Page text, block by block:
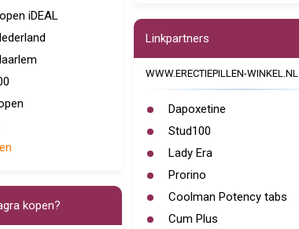
iDEAL
kopen?
Linkpartners
WWW.ERECTIEPILLEN-WINKEL.NL
Dapoxetine
Stud100
Lady Era
Prorino
Coolman Potency tabs
Cum Plus